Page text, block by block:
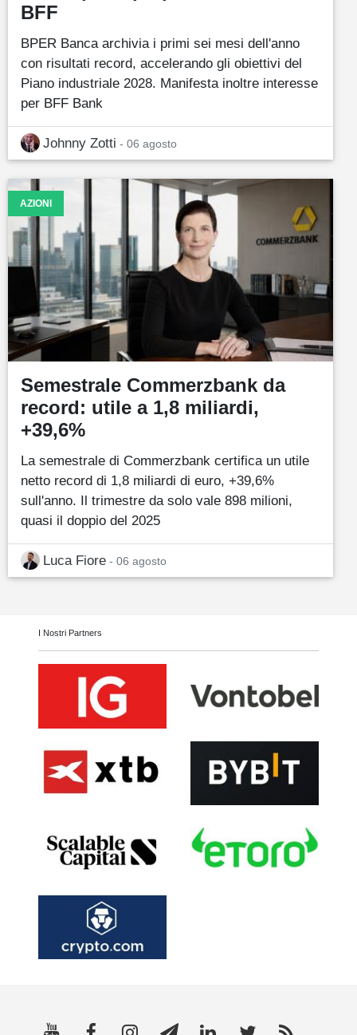
BFF
BPER Banca archivia i primi sei mesi dell'anno
con risultati record, accelerando gli obiettivi del
Piano industriale 2028. Manifesta inoltre interesse
per BFF Bank
Johnny Zotti - 06 agosto
AZIONI
Semestrale Commerzbank da
record: utile a 1,8 miliardi,
+39,6%
La semestrale di Commerzbank certifica un utile
netto record di 1,8 miliardi di euro, +39,6%
sull'anno. Il trimestre da solo vale 898 milioni,
quasi il doppio del 2025
Luca Fiore - 06 agosto
I Nostri Partners